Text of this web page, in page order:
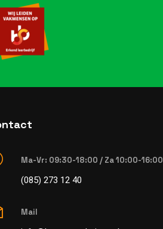
Ma-Vr: 09:30-18:00 / Za 10:00-16:00
(085) 273 12 40
Mail